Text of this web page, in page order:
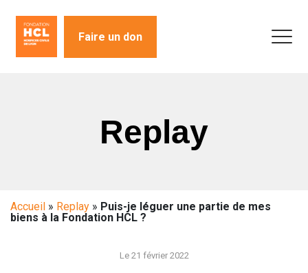
Faire un don
Replay
Accueil » Replay » Puis-je léguer une partie de mes
biens à la Fondation HCL ?
Le 21 février 2022